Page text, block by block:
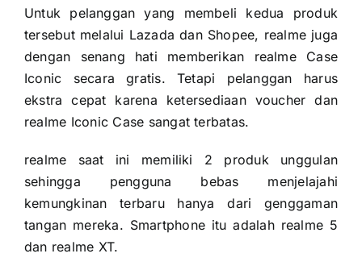
Untuk pelanggan yang membeli kedua produk
tersebut melalui Lazada dan Shopee, realme juga
dengan senang hati memberikan realme Case
Iconic secara gratis. Tetapi pelanggan harus
ekstra cepat karena ketersediaan voucher dan
realme Iconic Case sangat terbatas.
realme saat ini memiliki 2 produk unggulan
sehingga pengguna bebas menjelajahi
kemungkinan terbaru hanya dari genggaman
tangan mereka. Smartphone itu adalah realme 5
dan realme XT.